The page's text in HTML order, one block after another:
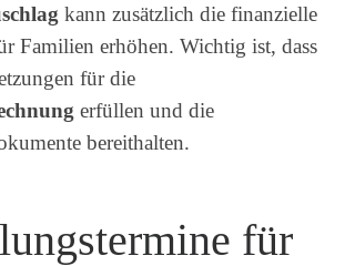
kann zusätzlich die finanzielle
Familien erhöhen. Wichtig ist, dass
für die
erfüllen und die
bereithalten.
für